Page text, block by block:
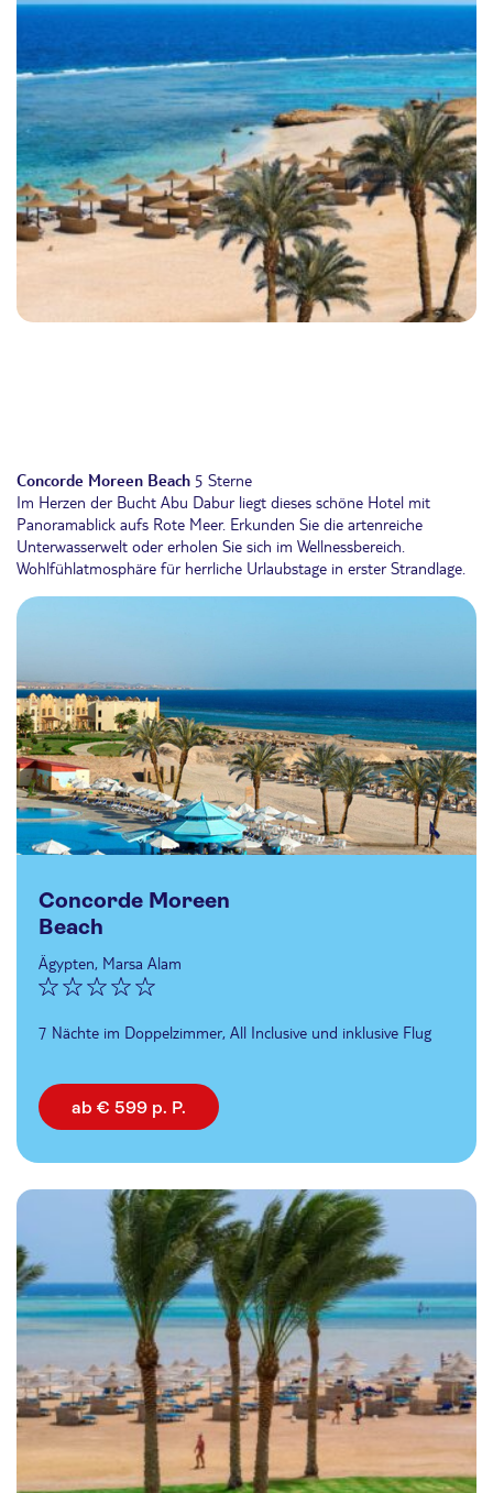
Concorde Moreen Beach 5 Sterne
Im Herzen der Bucht Abu Dabur liegt dieses schöne Hotel mit
Panoramablick aufs Rote Meer. Erkunden Sie die artenreiche
Unterwasserwelt oder erholen Sie sich im Wellnessbereich.
Wohlfühlatmosphäre für herrliche Urlaubstage in erster Strandlage.
Concorde Moreen
Beach
Ägypten, Marsa Alam
7 Nächte im Doppelzimmer, All Inclusive und inklusive Flug
ab € 599 p. P.